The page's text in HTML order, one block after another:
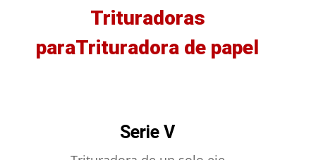
Trituradoras
paraTrituradora de papel
Serie V